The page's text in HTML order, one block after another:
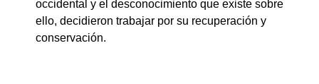
occidental y el desconocimiento que existe sobre
ello, decidieron trabajar por su recuperación y
conservación.